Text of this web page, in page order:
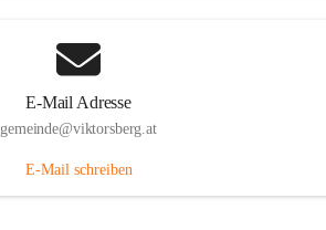
E-Mail Adresse
gemeinde@viktorsberg.at
E-Mail schreiben